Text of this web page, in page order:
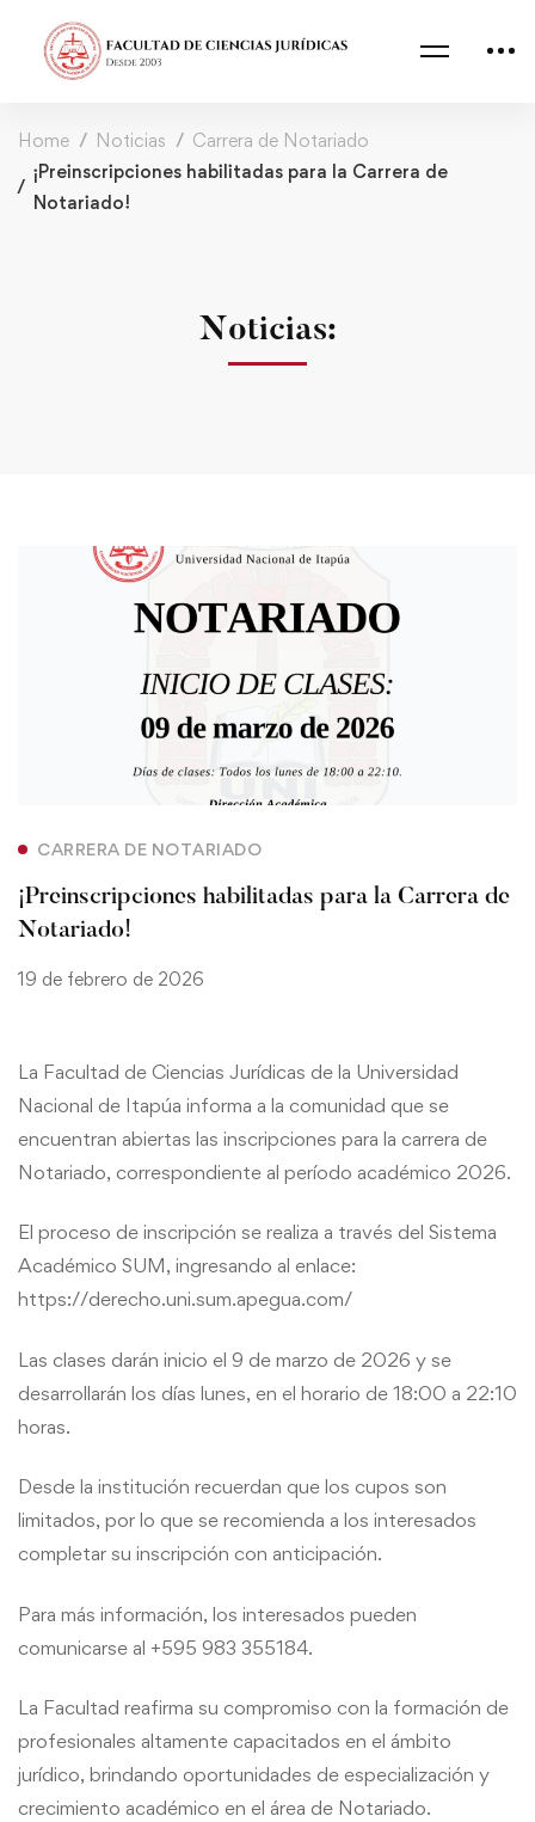
Home Noticias
Carrera de Notariado
¡Preinscripciones habilitadas para la Carrera de
Notariado!
Noticias:
CARRERA DE NOTARIADO
¡Preinscripciones habilitadas para la Carrera de
Notariado!
19 de febrero de 2026
La Facultad de Ciencias Jurídicas de la Universidad
Nacional de Itapúa informa a la comunidad que se
encuentran abiertas las inscripciones para la carrera de
Notariado, correspondiente al período académico 2026.
El proceso de inscripción se realiza a través del Sistema
Académico SUM, ingresando al enlace:
https://derecho.uni.sum.apegua.com/
Las clases darán inicio el 9 de marzo de 2026 y se
desarrollarán los días lunes, en el horario de 18:00 a 22:10
horas.
Desde la institución recuerdan que los cupos son
limitados, por lo que se recomienda a los interesados
completar su inscripción con anticipación.
Para más información, los interesados pueden
comunicarse al +595 983 355184.
La Facultad reafirma su compromiso con la formación de
profesionales altamente capacitados en el ámbito
jurídico, brindando oportunidades de especialización y
crecimiento académico en el área de Notariado.